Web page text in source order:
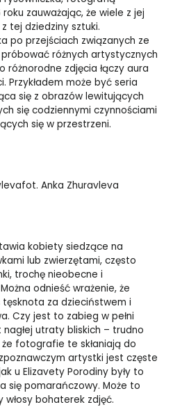
zauważając, że wiele z jej
tej dziedziny sztuki.
po przejściach związanych ze
różnych artystycznych
różnorodne zdjęcia łączy aura
Przykładem może być seria
się z obrazów lewitujących
się codziennymi czynnościami
się w przestrzeni.
fot. Anka Zhuravleva
kobiety siedzące na
lub zwierzętami, często
trochę nieobecne i
odnieść wrażenie, że
za dzieciństwem i
Czy jest to zabieg w pełni
utraty bliskich – trudno
fotografie te skłaniają do
artystki jest częste
u Elizavety Porodiny były to
się pomarańczowy. Może to
włosy bohaterek zdjęć.